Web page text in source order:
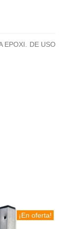
EPOXI. DE USO
¡En oferta!